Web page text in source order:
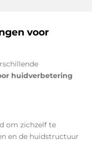
voor
huidverbetering
om zichzelf te
en de huidstructuur